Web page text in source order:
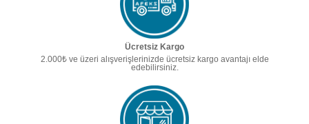
Ücretsiz Kargo
2.000₺ ve üzeri alışverişlerinizde ücretsiz kargo avantajı elde
edebilirsiniz.